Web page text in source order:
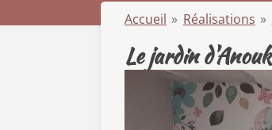
Accueil » Réalisations »
Le jardin d'Anouk